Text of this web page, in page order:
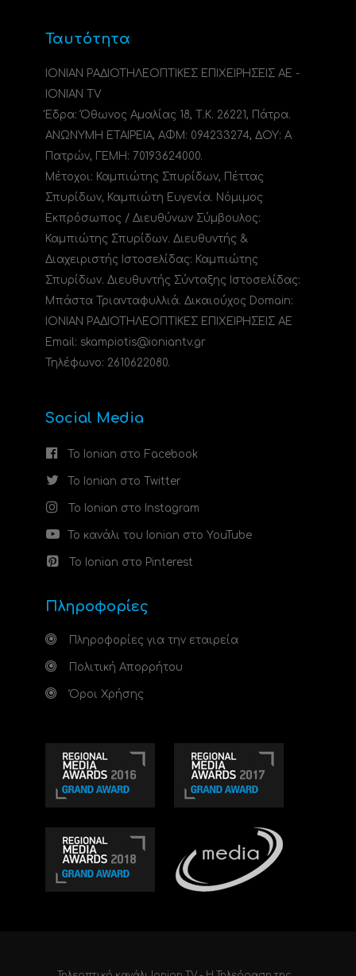
Ταυτότητα
ΙΟΝΙΑΝ ΡΑΔΙΟΤΗΛΕΟΠΤΙΚΕΣ ΕΠΙΧΕΙΡΗΣΕΙΣ ΑΕ -
IONIAN TV
Έδρα: Όθωνος Αμαλίας 18, Τ.Κ. 26221, Πάτρα.
ΑΝΩΝΥΜΗ ΕΤΑΙΡΕΙΑ, ΑΦΜ: 094233274, ΔΟΥ: A
Πατρών, ΓΕΜΗ: 70193624000.
Μέτοχοι: Καμπιώτης Σπυρίδων, Πέττας
Σπυρίδων, Καμπιώτη Ευγενία. Νόμιμος
Εκπρόσωπος / Διευθύνων Σύμβουλος:
Καμπιώτης Σπυρίδων. Διευθυντής &
Διαχειριστής Ιστοσελίδας: Καμπιώτης
Σπυρίδων. Διευθυντής Σύνταξης Ιστοσελίδας:
Μπάστα Τριανταφυλλιά. Δικαιούχος Domain:
ΙΟΝΙΑΝ ΡΑΔΙΟΤΗΛΕΟΠΤΙΚΕΣ ΕΠΙΧΕΙΡΗΣΕΙΣ ΑΕ
Email: skampiotis@ioniantv.gr
Τηλέφωνο: 2610622080.
Social Media
Το Ionian στο Facebook
Το Ionian στο Twitter
Το Ionian στο Instagram
Το κανάλι του Ionian στο YouTube
Το Ionian στο Pinterest
Πληροφορίες
Πληροφορίες για την εταιρεία
Πολιτική Απορρήτου
Όροι Χρήσης